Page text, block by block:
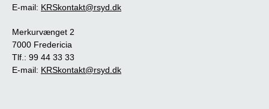
E-mail: KRSkontakt@rsyd.dk
Merkurvænget 2
7000 Fredericia
Tlf.: 99 44 33 33
E-mail: KRSkontakt@rsyd.dk